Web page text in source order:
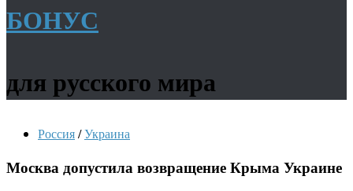
БОНУС
для русского мира
Россия/Украина
Москва допустила возвращение Крыма Украине